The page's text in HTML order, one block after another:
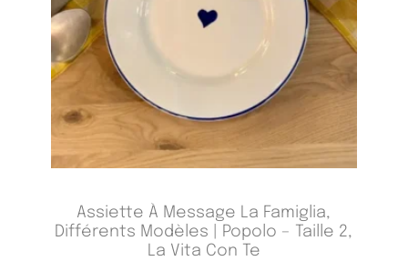
Assiette À Message La Famiglia,
Différents Modèles | Popolo – Taille 2,
La Vita Con Te